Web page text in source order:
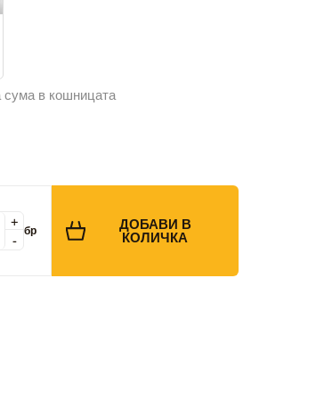
в кошницата
-
+ бр ДОБАВИ В
КОЛИЧКА